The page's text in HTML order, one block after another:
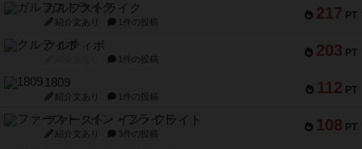
217 PT
ガルフストライク
紹介文あり 1件の投稿
203 PT
クルティボ
1件の投稿
112 PT
1809
紹介文あり 1件の投稿
108 PT
ファースト・イン・フライト
紹介文あり 3件の投稿